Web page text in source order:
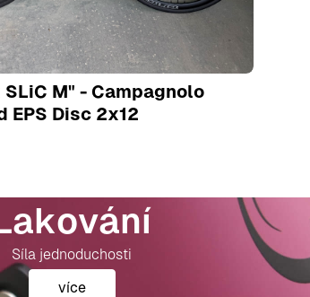
M" - Campagnolo
EPS Disc 2x12
Síla jednoduchosti
více